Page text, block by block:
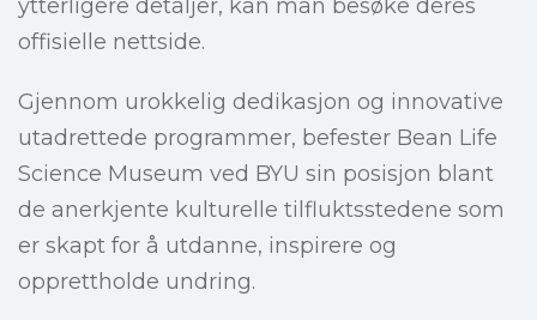
ytterligere detaljer, kan man besøke deres
offisielle nettside.
Gjennom urokkelig dedikasjon og innovative
utadrettede programmer, befester Bean Life
Science Museum ved BYU sin posisjon blant
de anerkjente kulturelle tilfluktsstedene som
er skapt for å utdanne, inspirere og
opprettholde undring.